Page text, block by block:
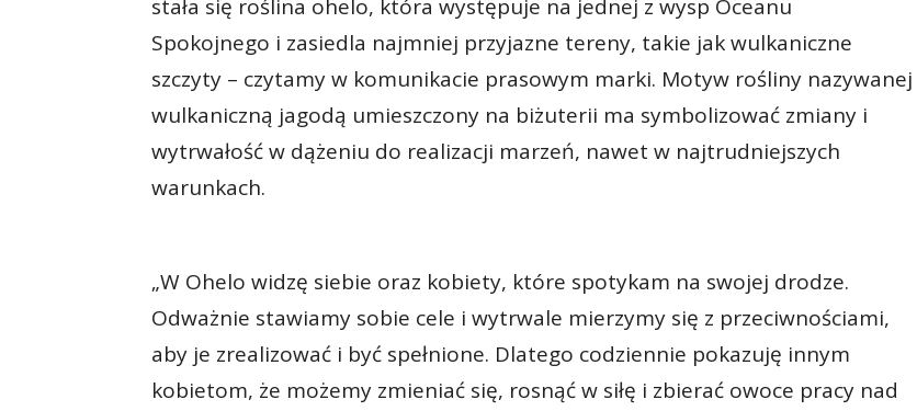
stała się roślina ohelo, która występuje na jednej z wysp Oceanu
Spokojnego i zasiedla najmniej przyjazne tereny, takie jak wulkaniczne
szczyty – czytamy w komunikacie prasowym marki. Motyw rośliny nazywanej
wulkaniczną jagodą umieszczony na biżuterii ma symbolizować zmiany i
wytrwałość w dążeniu do realizacji marzeń, nawet w najtrudniejszych
warunkach.
„W Ohelo widzę siebie oraz kobiety, które spotykam na swojej drodze.
Odważnie stawiamy sobie cele i wytrwale mierzymy się z przeciwnościami,
aby je zrealizować i być spełnione. Dlatego codziennie pokazuję innym
kobietom, że możemy zmieniać się, rosnąć w siłę i zbierać owoce pracy nad